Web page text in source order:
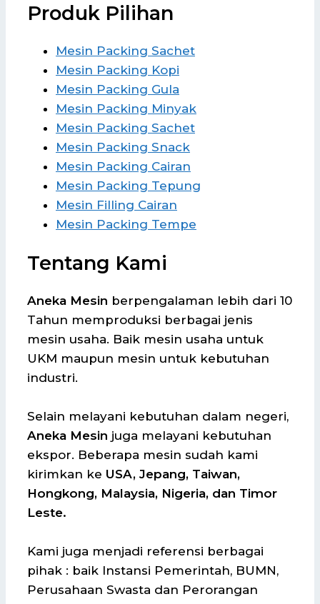
Produk Pilihan
Mesin Packing Sachet
Mesin Packing Kopi
Mesin Packing Gula
Mesin Packing Minyak
Mesin Packing Sachet
Mesin Packing Snack
Mesin Packing Cairan
Mesin Packing Tepung
Mesin Filling Cairan
Mesin Packing Tempe
Tentang Kami
Aneka Mesin berpengalaman lebih dari 10
Tahun memproduksi berbagai jenis
mesin usaha. Baik mesin usaha untuk
UKM maupun mesin untuk kebutuhan
industri.
Selain melayani kebutuhan dalam negeri,
Aneka Mesin juga melayani kebutuhan
ekspor. Beberapa mesin sudah kami
kirimkan ke USA, Jepang, Taiwan,
Hongkong, Malaysia, Nigeria, dan Timor
Leste.
Kami juga menjadi referensi berbagai
pihak : baik Instansi Pemerintah, BUMN,
Perusahaan Swasta dan Perorangan